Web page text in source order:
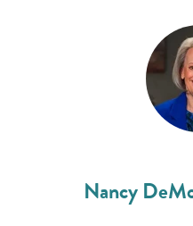
Nancy